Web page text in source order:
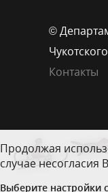
©
Контакты
Продолжая
случае
Выберите настройки